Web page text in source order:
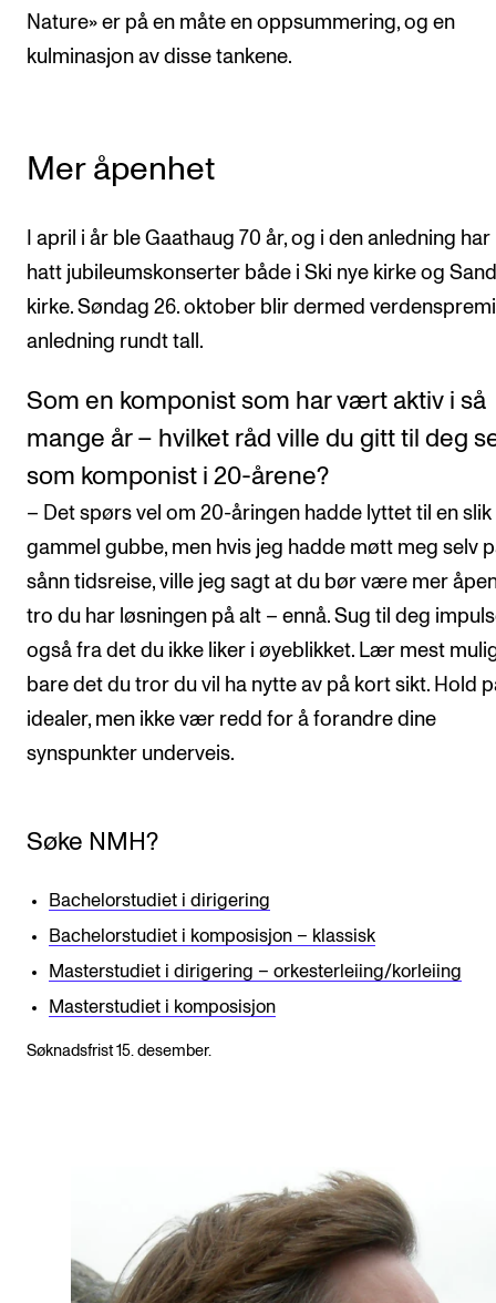
Nature» er på en måte en oppsummering, og en
kulminasjon av disse tankene.
Mer åpenhet
I april i år ble Gaathaug 70 år, og i den anledning har
hatt jubileumskonserter både i Ski nye kirke og
kirke. Søndag 26. oktober blir dermed
anledning rundt tall.
Som en komponist som har vært aktiv i så
mange år – hvilket råd ville du gitt til deg
som komponist i 20-årene?
– Det spørs vel om 20-åringen hadde lyttet til en slik
gammel gubbe, men hvis jeg hadde møtt meg selv
sånn tidsreise, ville jeg sagt at du bør være mer
tro du har løsningen på alt – ennå. Sug til deg
også fra det du ikke liker i øyeblikket. Lær mest
bare det du tror du vil ha nytte av på kort sikt. Hold
idealer, men ikke vær redd for å forandre dine
synspunkter underveis.
Søke NMH?
Bachelorstudiet i dirigering
Bachelorstudiet i komposisjon – klassisk
Masterstudiet i dirigering – orkesterleiing/korleiing
Masterstudiet i komposisjon
Søknadsfrist 15. desember.